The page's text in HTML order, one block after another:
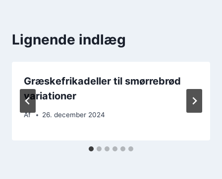
Lignende indlæg
Græskefrikadeller til smørrebrød
variationer
Af 26. december 2024